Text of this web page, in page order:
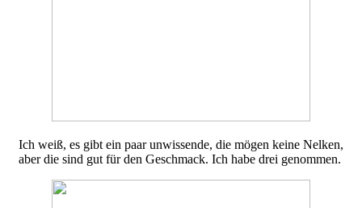
Ich weiß, es gibt ein paar unwissende, die mögen keine Nelken,
aber die sind gut für den Geschmack. Ich habe drei genommen.